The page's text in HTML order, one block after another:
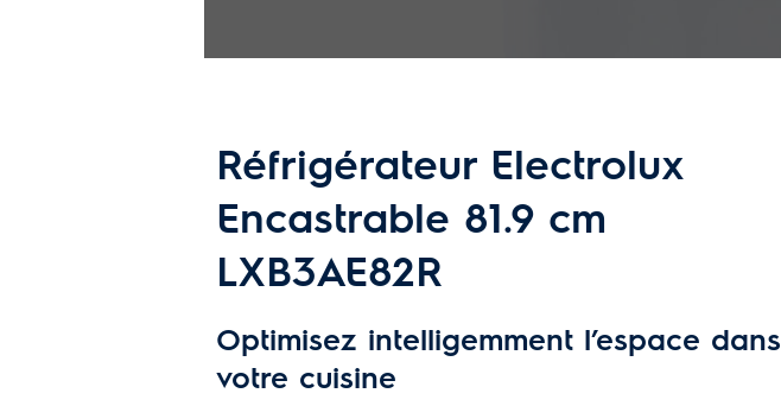
Réfrigérateur Electrolux
Encastrable 81.9 cm
LXB3AE82R
Optimisez intelligemment l’espace dans
votre cuisine